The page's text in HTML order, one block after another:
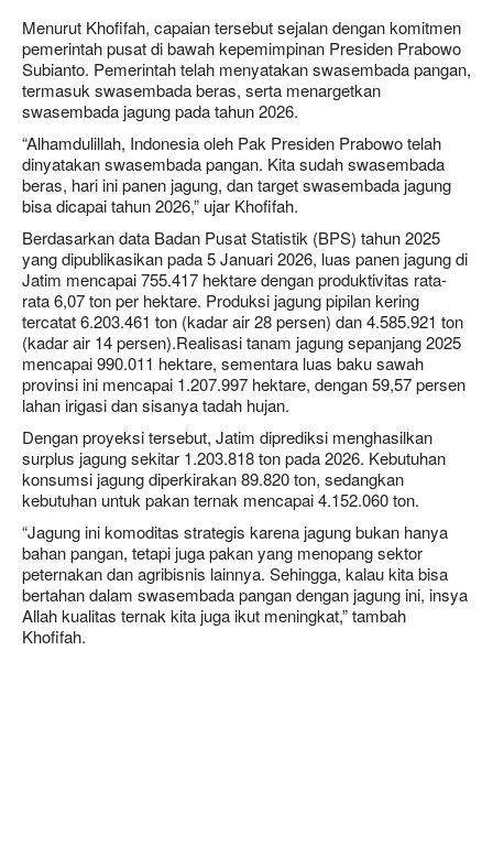
Menurut Khofifah, capaian tersebut sejalan dengan komitmen
pemerintah pusat di bawah kepemimpinan Presiden Prabowo
Subianto. Pemerintah telah menyatakan swasembada pangan,
termasuk swasembada beras, serta menargetkan
swasembada jagung pada tahun 2026.
“Alhamdulillah, Indonesia oleh Pak Presiden Prabowo telah
dinyatakan swasembada pangan. Kita sudah swasembada
beras, hari ini panen jagung, dan target swasembada jagung
bisa dicapai tahun 2026,” ujar Khofifah.
Berdasarkan data Badan Pusat Statistik (BPS) tahun 2025
yang dipublikasikan pada 5 Januari 2026, luas panen jagung di
Jatim mencapai755.417 hektaredengan produktivitas rata-
rata6,07 ton per hektare. Produksi jagung pipilan kering
tercatat6.203.461 ton (kadar air 28 persen) dan4.585.921 ton
(kadar air 14 persen).Realisasi tanam jagung sepanjang 2025
mencapai990.011 hektare, sementara luas baku sawah
provinsi ini mencapai 1.207.997 hektare, dengan59,57 persen
lahan irigasi dan sisanya tadah hujan.
Dengan proyeksi tersebut, Jatim diprediksi menghasilkan
surplus jagungsekitar 1.203.818 tonpada 2026. Kebutuhan
konsumsi jagung diperkirakan89.820 ton, sedangkan
kebutuhan untuk pakan ternak mencapai4.152.060 ton.
“Jagung ini komoditas strategis karena jagung bukan hanya
bahan pangan, tetapi juga pakan yang menopang sektor
peternakan dan agribisnis lainnya. Sehingga, kalau kita bisa
bertahan dalam swasembada pangan dengan jagung ini, insya
Allah kualitas ternak kita juga ikut meningkat,” tambah
Khofifah.